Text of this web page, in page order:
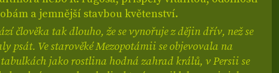
a jemnější stavbou květenství.
člověka tak dlouho, že se vynořuje z dějin dřív, než se
psát. Ve starověké Mezopotámii se objevovala na
jako rostlina hodná zahrad králů, v Persii se